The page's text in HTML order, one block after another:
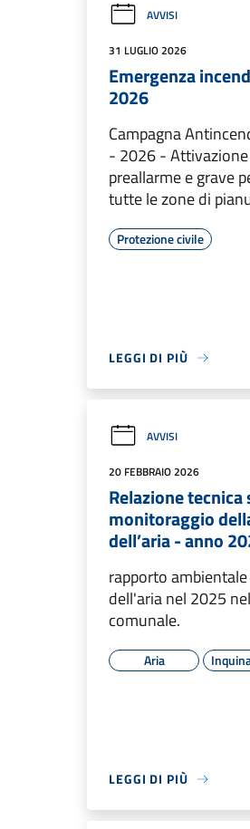
AVVISI
31 LUGLIO 2026
Emergenza
2026
Campagna
- 2026 -
preallarme e grave
tutte le zone di
Protezione civile
LEGGI DI PIÙ
AVVISI
20 FEBBRAIO 2026
Relazione tecnica
monitoraggio
dell’aria - anno
rapporto
dell'aria nel 2025
comunale.
Aria
LEGGI DI PIÙ